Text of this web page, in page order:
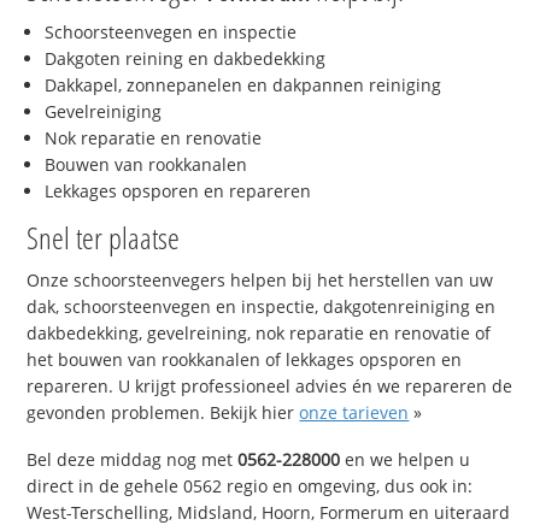
Schoorsteenvegen en inspectie
Dakgoten reining en dakbedekking
Dakkapel, zonnepanelen en dakpannen reiniging
Gevelreiniging
Nok reparatie en renovatie
Bouwen van rookkanalen
Lekkages opsporen en repareren
Snel ter plaatse
Onze schoorsteenvegers helpen bij het herstellen van uw
dak, schoorsteenvegen en inspectie, dakgotenreiniging en
dakbedekking, gevelreining, nok reparatie en renovatie of
het bouwen van rookkanalen of lekkages opsporen en
repareren. U krijgt professioneel advies én we repareren de
gevonden problemen. Bekijk hieronze tarieven »
Bel deze middag nog met0562-228000 en we helpen u
direct in de gehele 0562 regio en omgeving, dus ook in:
West-Terschelling, Midsland, Hoorn, Formerum en uiteraard